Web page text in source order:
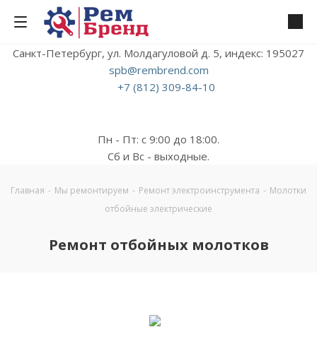
Санкт-Петербург, ул. Молдагуловой д. 5, индекс: 195027
spb@rembrend.com
+7 (812) 309-84-10
Пн - Пт: с 9:00 до 18:00.
Сб и Вс - выходные.
Главная - Мы ремонтируем - Ремонт электроинструмента - Молотки
отбойные электрические
Ремонт отбойных молотков